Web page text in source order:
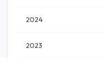
2024
2023